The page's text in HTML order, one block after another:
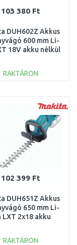
103 380 Ft
DUH602Z Akkus
600 mm Li-
18V akku nélkül
RAKTÁRON
Összehasonlítás
102 399 Ft
DUH651Z Akkus
650 mm Li-
LXT 2x18 akku
RAKTÁRON